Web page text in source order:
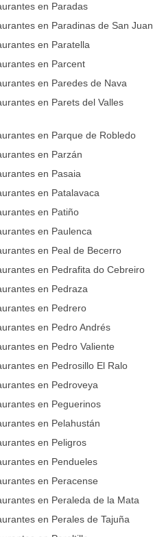
en Paradas
en Paradinas de San Juan
en Paratella
en Parcent
en Paredes de Nava
en Parets del Valles
en Parque de Robledo
en Parzán
en Pasaia
en Patalavaca
en Patiño
en Paulenca
en Peal de Becerro
en Pedrafita do Cebreiro
en Pedraza
en Pedrero
en Pedro Andrés
en Pedro Valiente
en Pedrosillo El Ralo
en Pedroveya
en Peguerinos
en Pelahustán
en Peligros
en Pendueles
en Peracense
en Peraleda de la Mata
en Perales de Tajuña